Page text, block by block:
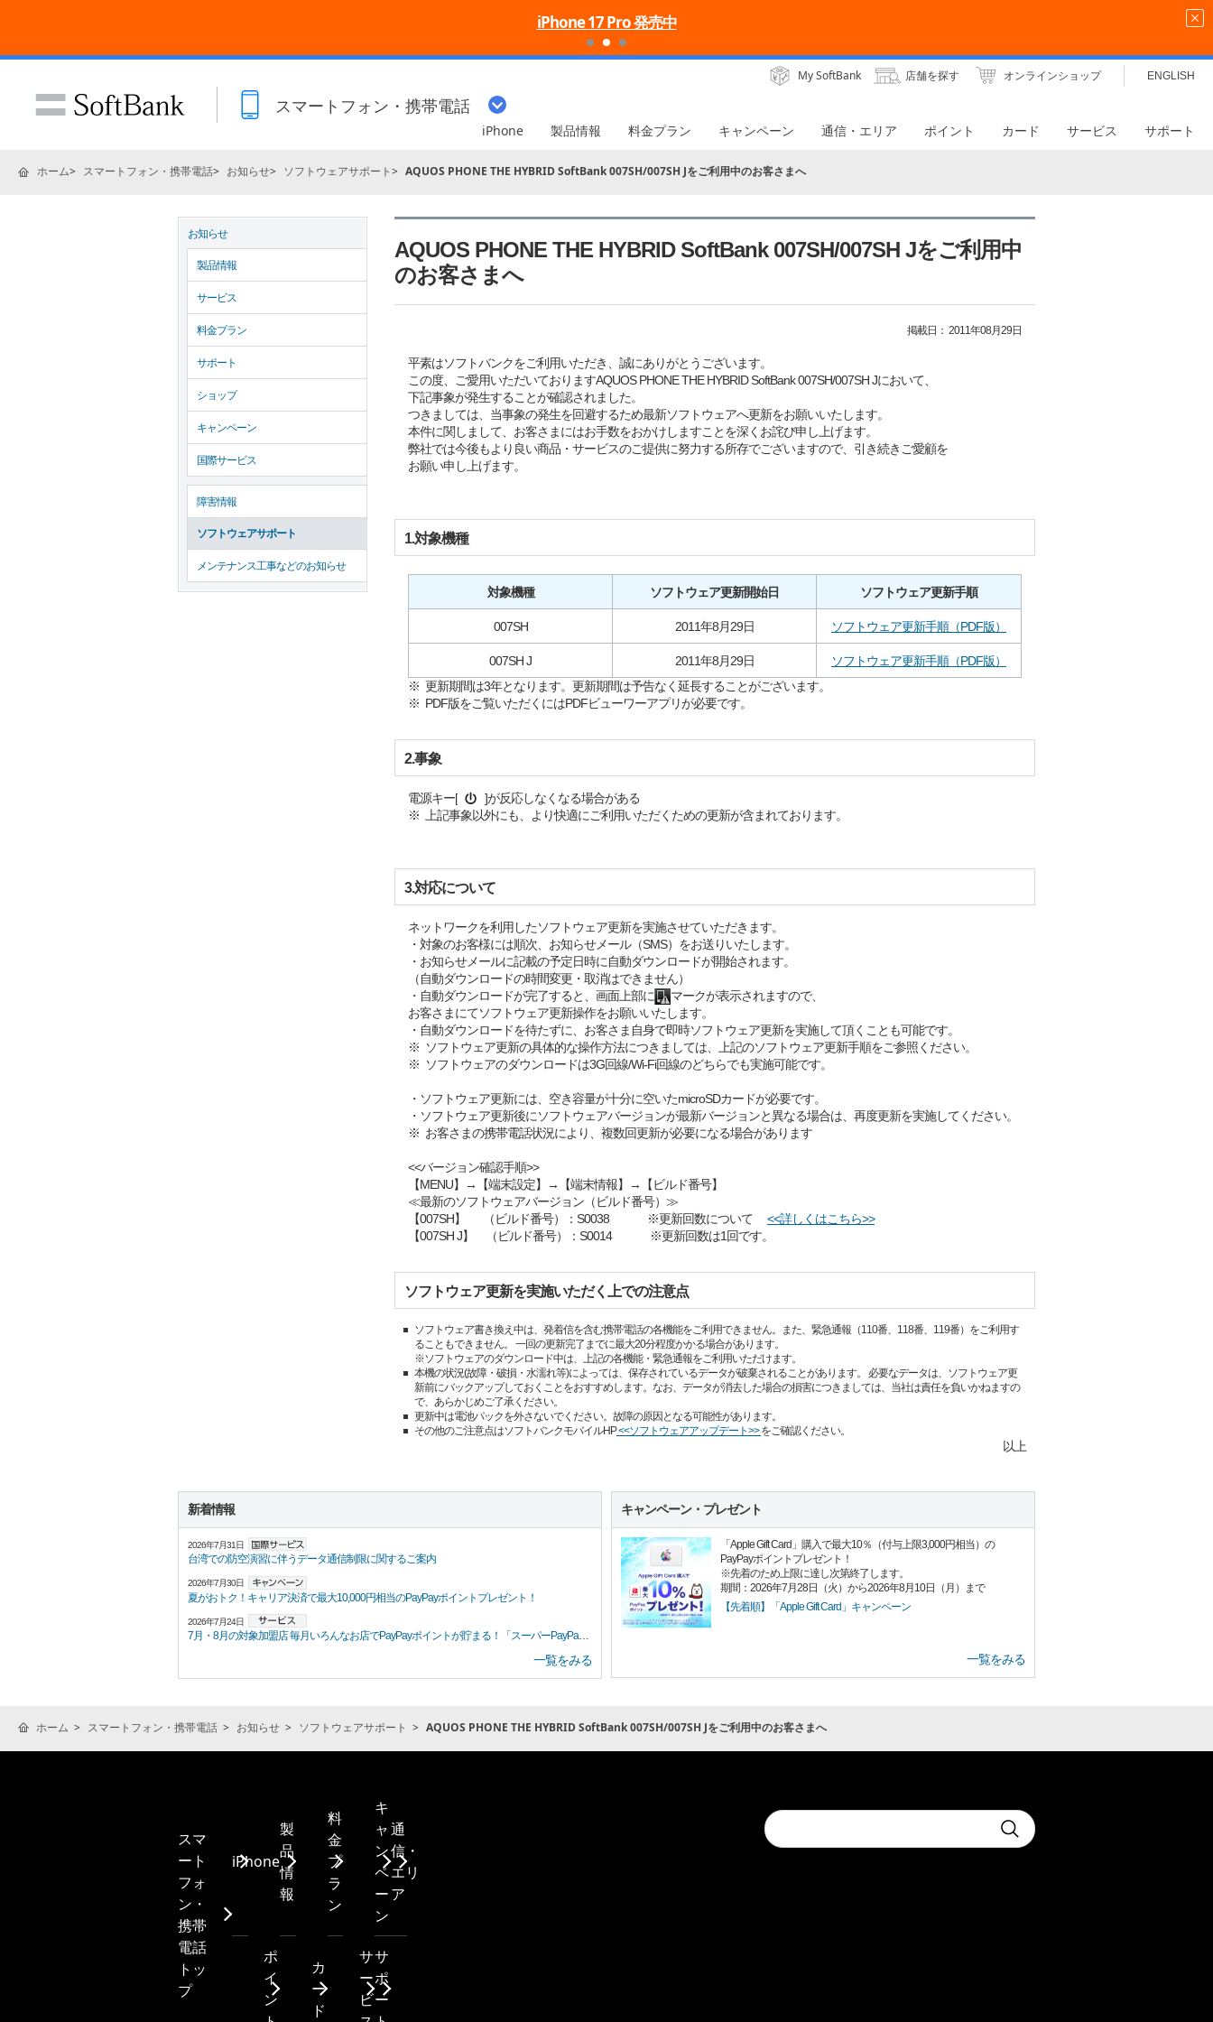
iPhone 17 Pro 発売中
スマートフォン・携帯電話
My SoftBank 店舗を探す オンラインショップ ENGLISH
iPhone 製品情報 料金プラン キャンペーン 通信・エリア ポイント カード サービス サポート
ホーム スマートフォン・携帯電話 お知らせ ソフトウェアサポート AQUOS PHONE THE HYBRID SoftBank 007SH/007SH Jをご利用中のお客さまへ
AQUOS PHONE THE HYBRID SoftBank 007SH/007SH Jをご利用中
のお客さまへ
掲載日： 2011年08月29日
平素はソフトバンクをご利用いただき、誠にありがとうございます。
この度、ご愛用いただいておりますAQUOS PHONE THE HYBRID SoftBank 007SH/007SH Jにおいて、
下記事象が発生することが確認されました。
つきましては、当事象の発生を回避するため最新ソフトウェアへ更新をお願いいたします。
本件に関しまして、お客さまにはお手数をおかけしますことを深くお詫び申し上げます。
弊社では今後もより良い商品・サービスのご提供に努力する所存でございますので、引き続きご愛顧を
お願い申し上げます。
1.対象機種
対象機種 ソフトウェア更新開始日 ソフトウェア更新手順
007SH 2011年8月29日 ソフトウェア更新手順（PDF版）
007SH J 2011年8月29日
ソフトウェア更新手順（PDF版）
※ 更新期間は3年となります。更新期間は予告なく延長することがございます。
※ PDF版をご覧いただくにはPDFビューワーアプリが必要です。
2.事象
電源キー[
]が反応しなくなる場合がある
※ 上記事象以外にも、より快適にご利用いただくための更新が含まれております。
3.対応について
ネットワークを利用したソフトウェア更新を実施させていただきます。
・対象のお客様には順次、お知らせメール（SMS）をお送りいたします。
・お知らせメールに記載の予定日時に自動ダウンロードが開始されます。
（自動ダウンロードの時間変更・取消はできません）
・自動ダウンロードが完了すると、画面上部に
マークが表示されますので、
お客さまにてソフトウェア更新操作をお願いいたします。
・自動ダウンロードを待たずに、お客さま自身で即時ソフトウェア更新を実施して頂くことも可能です。
※ ソフトウェア更新の具体的な操作方法につきましては、上記のソフトウェア更新手順をご参照ください。
※ ソフトウェアのダウンロードは3G回線/Wi-Fi回線のどちらでも実施可能です。
・ソフトウェア更新には、空き容量が十分に空いたmicroSDカードが必要です。
・ソフトウェア更新後にソフトウェアバージョンが最新バージョンと異なる場合は、再度更新を実施してください。
※ お客さまの携帯電話状況により、複数回更新が必要になる場合があります
<<バージョン確認手順>>
【MENU】→【端末設定】→【端末情報】→【ビルド番号】
≪最新のソフトウェアバージョン（ビルド番号）≫
【007SH】 （ビルド番号）：S0038 ※更新回数について <<詳しくはこちら>>
【007SH J】 （ビルド番号）：S0014 ※更新回数は1回です。
ソフトウェア更新を実施いただく上での注意点
ソフトウェア書き換え中は、発着信を含む携帯電話の各機能をご利用できません。また、緊急通報（110番、118番、119番）をご利用す
ることもできません。 一回の更新完了までに最大20分程度かかる場合があります。
※ソフトウェアのダウンロード中は、上記の各機能・緊急通報をご利用いただけます。
本機の状況(故障・破損・水濡れ等)によっては、保存されているデータが破棄されることがあります。 必要なデータは、ソフトウェア更
新前にバックアップしておくことをおすすめします。なお、データが消去した場合の損害につきましては、当社は責任を負いかねますの
で、あらかじめご了承ください。
更新中は電池パックを外さないでください。故障の原因となる可能性があります。
その他のご注意点はソフトバンクモバイルHP<<ソフトウェアアップデート>>をご確認ください。
以上
お知らせ
製品情報
サービス
料金プラン
サポート
ショップ
キャンペーン
国際サービス
障害情報
ソフトウェアサポート
メンテナンス工事などのお知らせ
新着情報
2026年7月31日
台湾での防空演習に伴うデータ通信制限に関するご案内
2026年7月30日
夏がおトク！キャリア決済で最大10,000円相当のPayPayポイントプレゼント！
2026年7月24日
7月・8月の対象加盟店 毎月いろんなお店でPayPayポイントが貯まる！「スーパーPayPayクーポン」
一覧をみる
キャンペーン・プレゼント
「Apple Gift Card」購入で最大10％（付与上限3,000円相当）の
PayPayポイントプレゼント！
※先着のため上限に達し次第終了します。
期間：2026年7月28日（火）から2026年8月10日（月）まで
【先着順】「Apple Gift Card」キャンペーン
一覧をみる
ホーム スマートフォン・携帯電話 お知らせ ソフトウェアサポート AQUOS PHONE THE HYBRID SoftBank 007SH/007SH Jをご利用中のお客さまへ
Conduct
a
search
Submit
スマ
ート
フォ
ン・
携帯
電話
トッ
プ
iPhone
製
品
情
報
料
金
プ
ラ
ン
キ
ャ
ン
ペ
ー
ン
通
信・
エリ
ア
ポ
イ
ン
カ
ー
ド
サ
ー
ビ
サ
ポ
ー